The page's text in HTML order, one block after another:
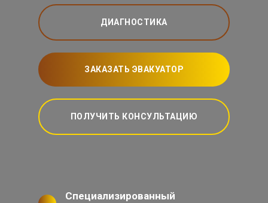
ДИАГНОСТИКА
ЗАКАЗАТЬ ЭВАКУАТОР
ПОЛУЧИТЬ КОНСУЛЬТАЦИЮ
Специализированный